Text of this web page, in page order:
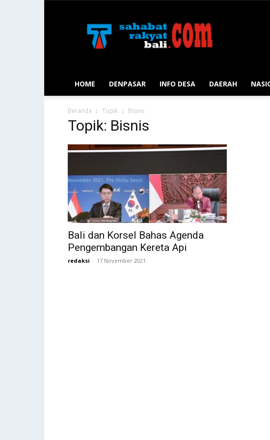
Rakyat
Bali
HOME DENPASAR INFO DESA DAERAH
Beranda Topik Bisnis
Topik: Bisnis
Bali dan Korsel Bahas Agenda
Pengembangan Kereta Api
redaksi - 17 November 2021